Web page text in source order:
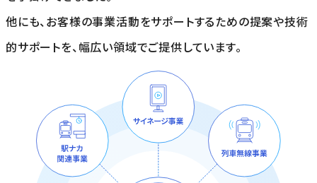
他にも、お客様の事業活動をサポートするための提案や技術
的サポートを、幅広い領域でご提供しています。